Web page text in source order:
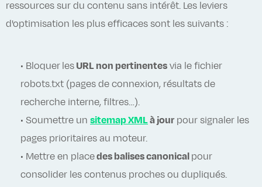
ressources sur du contenu sans intérêt. Les leviers
d'optimisation les plus efficaces sont les suivants :
• Bloquer les URL non pertinentes via le fichier
robots.txt (pages de connexion, résultats de
recherche interne, filtres…).
• Soumettre un sitemap XMLà jour pour signaler les
pages prioritaires au moteur.
• Mettre en placedes balises canonical pour
consolider les contenus proches ou dupliqués.